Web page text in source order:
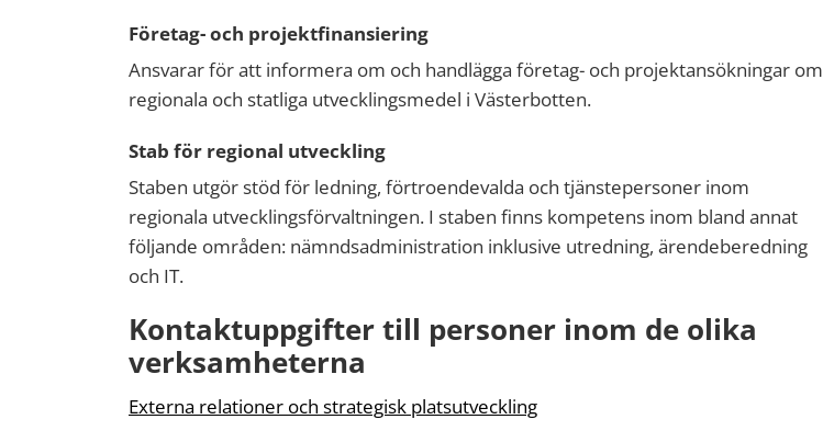
Företag- och projektfinansiering
Ansvarar för att informera om och handlägga företag- och projektansökningar om
regionala och statliga utvecklingsmedel i Västerbotten.
Stab för regional utveckling
Staben utgör stöd för ledning, förtroendevalda och tjänstepersoner inom
regionala utvecklingsförvaltningen. I staben finns kompetens inom bland annat
följande områden: nämndsadministration inklusive utredning, ärendeberedning
och IT.
Kontaktuppgifter till personer inom de olika
verksamheterna
Externa relationer och strategisk platsutveckling